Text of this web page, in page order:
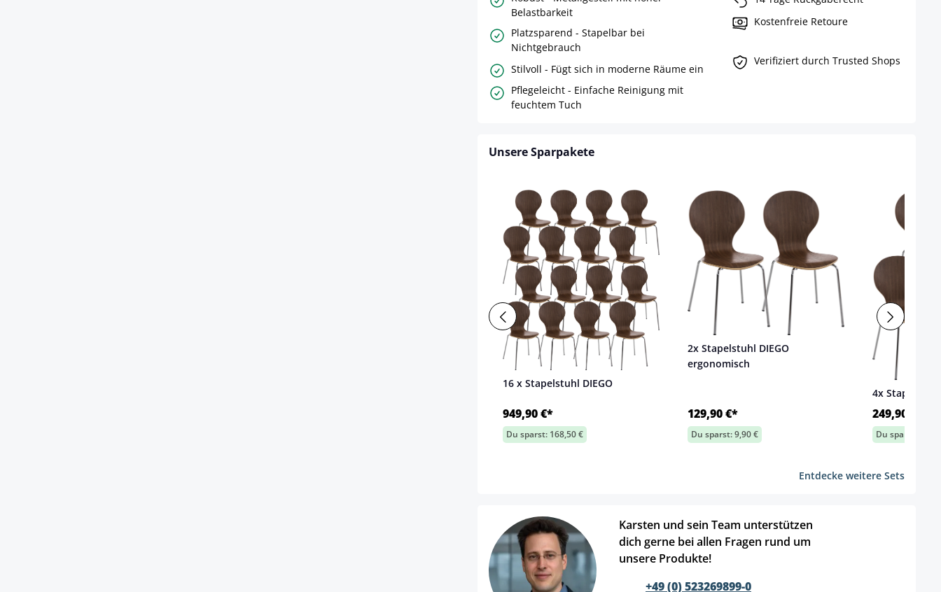
Belastbarkeit
Platzsparend - Stapelbar bei
Nichtgebrauch
Stilvoll - Fügt sich in moderne Räume ein
Pflegeleicht - Einfache Reinigung mit
feuchtem Tuch
Kostenfreie Retoure
Verifiziert durch Trusted Shops
Unsere Sparpakete
16 x Stapelstuhl DIEGO
949,90 €*
Du sparst: 168,50 €
2x Stapelstuhl DIEGO
ergonomisch
129,90 €*
Du sparst: 9,90 €
4x Stapelstuhl
249,90 €*
Du sparst:
Entdecke weitere Sets
Karsten und sein Team unterstützen
dich gerne bei allen Fragen rund um
unsere Produkte!
+49 (0) 523269899-0